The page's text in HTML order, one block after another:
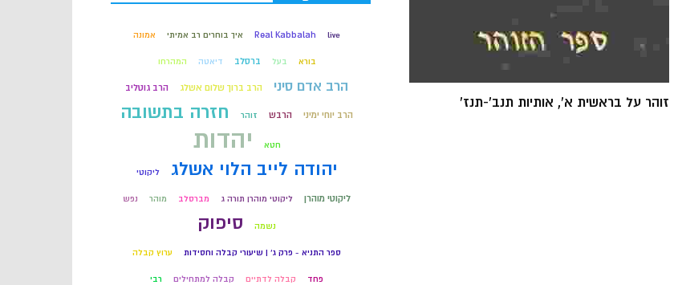
זוהר על בראשית א', אותיות תנב'-תנז'
live
Real Kabbalah איך בוחרים רב אמיתי אמונה
בורא בעל ברסלב דיאטה המהרחו
הרב אדם סיני הרב ברוך שלום אשלג הרב גוטליב
הרב יוחי ימיני הרבש זוהר חזרה בתשובה
חטא יהדות
יהודה לייב הלוי אשלג ליקוטי
ליקוטי מוהרן ליקוטי מוהרן תורה ג מברסלב מוהר נפש
נשמה סיפוק
ספר התניא - פרק ג' | שיעורי קבלה וחסידות ערוץ קבלה
פחד קבלה לדתיים קבלה למתחילים רבי